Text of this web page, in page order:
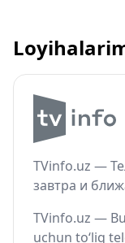
TVinfo.uz —
завтра и
TVinfo.uz —
uchun to‘liq